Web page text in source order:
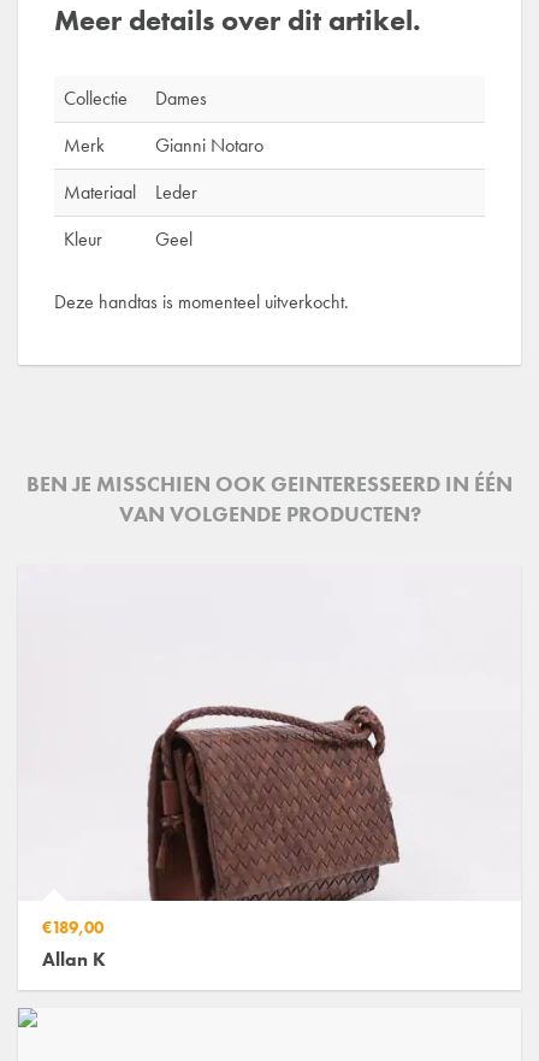
Meer details over dit artikel.
Collectie
Dames
Merk
Gianni Notaro
Materiaal
Leder
Kleur
Geel
Deze handtas is momenteel uitverkocht.
BEN JE MISSCHIEN OOK GEINTERESSEERD IN ÉÉN
VAN VOLGENDE PRODUCTEN?
€189,00
Allan K